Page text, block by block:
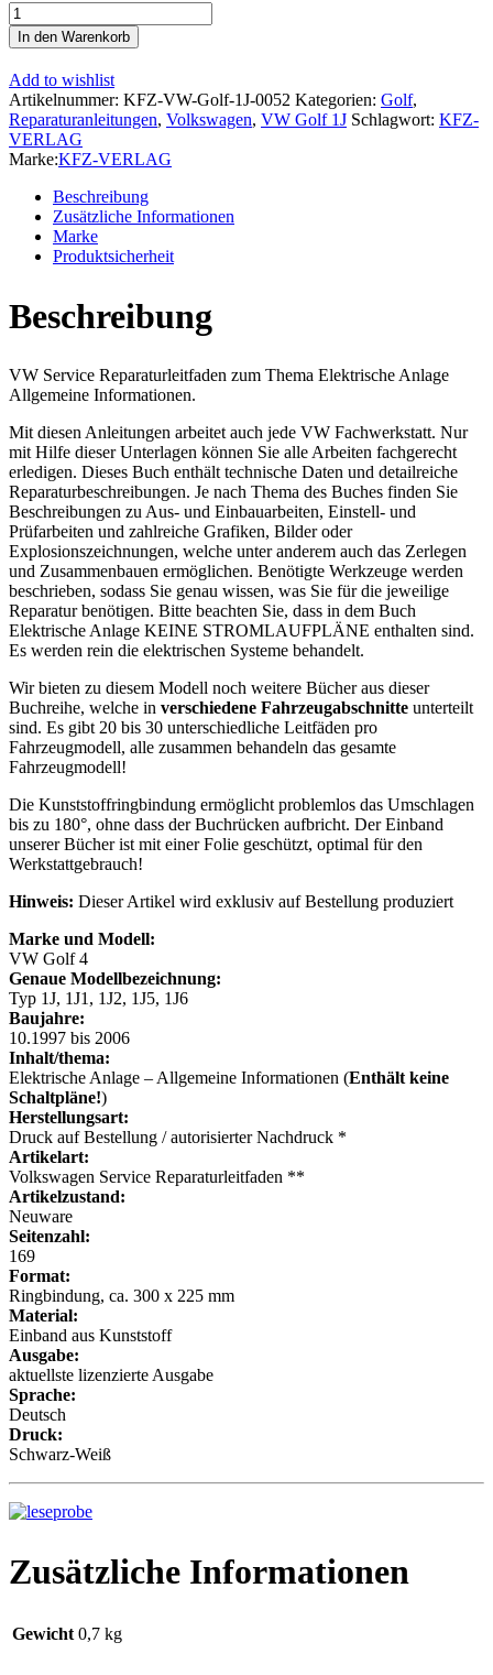
VW
Golf
4
1J
1997-
2006
Allgemeine
Infos
Elektrische
Anlage
Reparaturanleitung
Menge
In den Warenkorb
Add to wishlist
Artikelnummer: KFZ-VW-Golf-1J-0052 Kategorien: Golf,
Reparaturanleitungen, Volkswagen, VW Golf 1J Schlagwort: KFZ-
VERLAG
Marke:KFZ-VERLAG
Beschreibung
Zusätzliche Informationen
Marke
Produktsicherheit
Beschreibung
VW Service Reparaturleitfaden zum Thema Elektrische Anlage
Allgemeine Informationen.
Mit diesen Anleitungen arbeitet auch jede VW Fachwerkstatt. Nur
mit Hilfe dieser Unterlagen können Sie alle Arbeiten fachgerecht
erledigen. Dieses Buch enthält technische Daten und detailreiche
Reparaturbeschreibungen. Je nach Thema des Buches finden Sie
Beschreibungen zu Aus- und Einbauarbeiten, Einstell- und
Prüfarbeiten und zahlreiche Grafiken, Bilder oder
Explosionszeichnungen, welche unter anderem auch das Zerlegen
und Zusammenbauen ermöglichen. Benötigte Werkzeuge werden
beschrieben, sodass Sie genau wissen, was Sie für die jeweilige
Reparatur benötigen. Bitte beachten Sie, dass in dem Buch
Elektrische Anlage KEINE STROMLAUFPLÄNE enthalten sind.
Es werden rein die elektrischen Systeme behandelt.
Wir bieten zu diesem Modell noch weitere Bücher aus dieser
Buchreihe, welche in verschiedene Fahrzeugabschnitte unterteilt
sind. Es gibt 20 bis 30 unterschiedliche Leitfäden pro
Fahrzeugmodell, alle zusammen behandeln das gesamte
Fahrzeugmodell!
Die Kunststoffringbindung ermöglicht problemlos das Umschlagen
bis zu 180°, ohne dass der Buchrücken aufbricht. Der Einband
unserer Bücher ist mit einer Folie geschützt, optimal für den
Werkstattgebrauch!
Hinweis: Dieser Artikel wird exklusiv auf Bestellung produziert
Marke und Modell:
VW Golf 4
Genaue Modellbezeichnung:
Typ 1J, 1J1, 1J2, 1J5, 1J6
Baujahre:
10.1997 bis 2006
Inhalt/thema:
Elektrische Anlage – Allgemeine Informationen (Enthält keine
Schaltpläne!)
Herstellungsart:
Druck auf Bestellung / autorisierter Nachdruck *
Artikelart:
Volkswagen Service Reparaturleitfaden **
Artikelzustand:
Neuware
Seitenzahl:
169
Format:
Ringbindung, ca. 300 x 225 mm
Material:
Einband aus Kunststoff
Ausgabe:
aktuellste lizenzierte Ausgabe
Sprache:
Deutsch
Druck:
Schwarz-Weiß
Zusätzliche Informationen
Gewicht 0,7 kg